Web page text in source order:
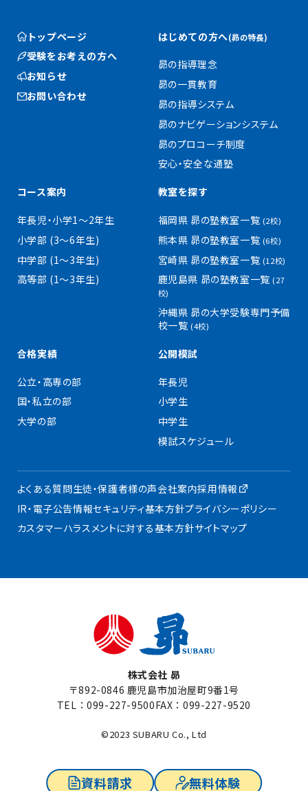
資料請求 無料体験
トップページ
受験をお考えの方へ
お知らせ
お問い合わせ
はじめての方へ(昴の特長)
昴の指導理念
昴の一貫教育
昴の指導システム
昴のナビゲーションシステム
昴のプロコーチ制度
安心・安全な通塾
コース案内
年長児・小学1〜2年生
小学部 (3〜6年生)
中学部 (1〜3年生)
高等部 (1〜3年生)
教室を探す
福岡県 昴の塾教室一覧 (2校)
熊本県 昴の塾教室一覧 (6校)
宮崎県 昴の塾教室一覧 (12校)
鹿児島県 昴の塾教室一覧(27
校)
沖縄県 昴の大学受験専門予備
校一覧 (4校)
合格実績
公立・高専の部
国・私立の部
大学の部
公開模試
年長児
小学生
中学生
模試スケジュール
よくある質問生徒・保護者様の声会社案内採用情報
IR・電子公告情報セキュリティ基本方針プライバシーポリシー
カスタマーハラスメントに対する基本方針サイトマップ
株式会社 昴
〒892-0846 鹿児島市加治屋町9番1号
TEL：099-227-9500FAX：099-227-9520
©2023 SUBARU Co., Ltd